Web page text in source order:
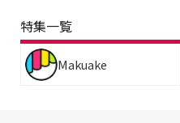
特集一覧
Makuake